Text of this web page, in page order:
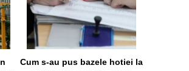
Cum s-au pus bazele hotiei la